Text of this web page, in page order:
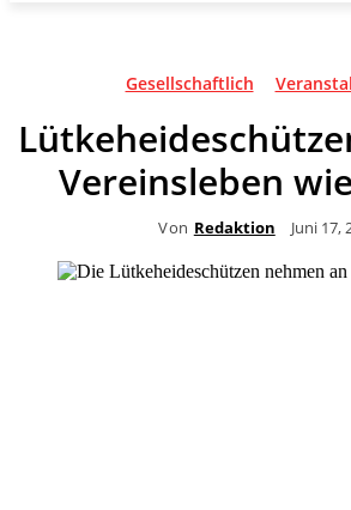
Gesellschaftlich
Vereinsleben
Von Redaktion Juni 17,